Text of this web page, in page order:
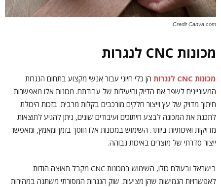
Credit Canva.com
מכונות CNC לנגרות
מכונות CNC לנגרות
הן כלי חיוני עבור אנשי מקצוע בתחום הנגרות
המעוניינים לשפר את הדיוק והיעילות של עבודתם. מכונות אלו מאפשרות
חיתוך מדויק של עץ וייצור חלקים מורכבים בקלות מרבית. בזכות היכולת
לתכנת את המכונה לבצע חיתוכים ועיבודים שונים, ניתן להגיע לתוצאות
מדויקות ואיכותיות ביותר. השימוש במכונות אלו חוסך בזמן ומאמץ, ומאפשר
ייצור סדרתי של מוצרים באיכות גבוהה.
בישראל ובעולם כולו, השימוש במכונות CNC מקבל תאוצה הודות
לאפשרויות הגמישות שהן מציעות. שוק הנגרות המסורתי משתנה במהירות